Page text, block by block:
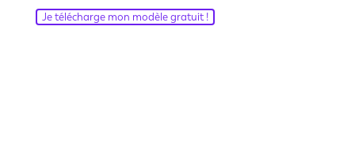
Je télécharge mon modèle gratuit !